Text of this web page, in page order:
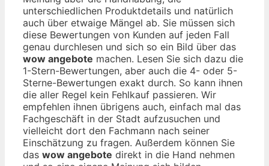
unterschiedlichen Produktdetails und natürlich
auch über etwaige Mängel ab. Sie müssen sich
diese Bewertungen von Kunden auf jeden Fall
genau durchlesen und sich so ein Bild über das
wow angebote machen. Lesen Sie sich dazu die
1-Stern-Bewertungen, aber auch die 4- oder 5-
Sterne-Bewertungen exakt durch. So kann ihnen
die aller Regel kein Fehlkauf passieren. Wir
empfehlen ihnen übrigens auch, einfach mal das
Fachgeschäft in der Stadt aufzusuchen und
vielleicht dort den Fachmann nach seiner
Einschätzung zu fragen. Außerdem können Sie
das wow angebote direkt in die Hand nehmen